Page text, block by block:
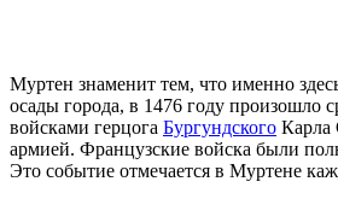
Муртен знаменит тем, что именно
осады города, в 1476 году произошло
войсками герцога Бургундского Карла
армией. Французские войска были
Это событие отмечается в Муртене